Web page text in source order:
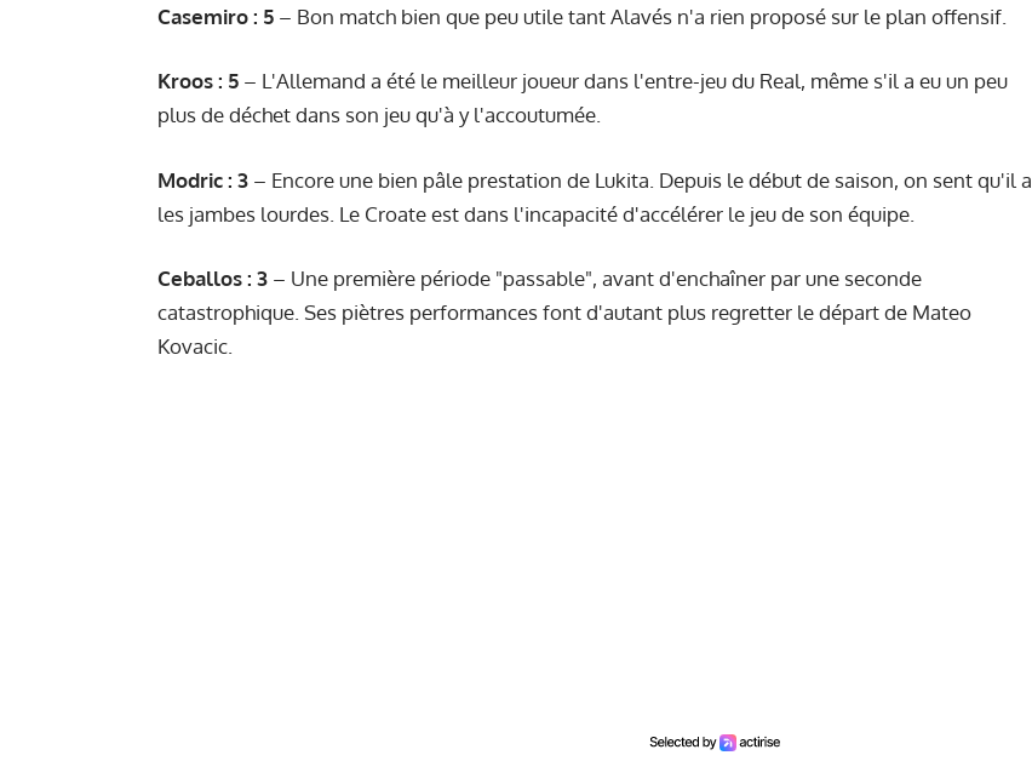
Casemiro : 5 – Bon match bien que peu utile tant Alavés n'a rien proposé sur le plan offensif.
Kroos : 5 – L'Allemand a été le meilleur joueur dans l'entre-jeu du Real, même s'il a eu un peu
plus de déchet dans son jeu qu'à y l'accoutumée.
Modric : 3 – Encore une bien pâle prestation de Lukita. Depuis le début de saison, on sent qu'il a
les jambes lourdes. Le Croate est dans l'incapacité d'accélérer le jeu de son équipe.
Ceballos : 3 – Une première période "passable", avant d'enchaîner par une seconde
catastrophique. Ses piètres performances font d'autant plus regretter le départ de Mateo
Kovacic.